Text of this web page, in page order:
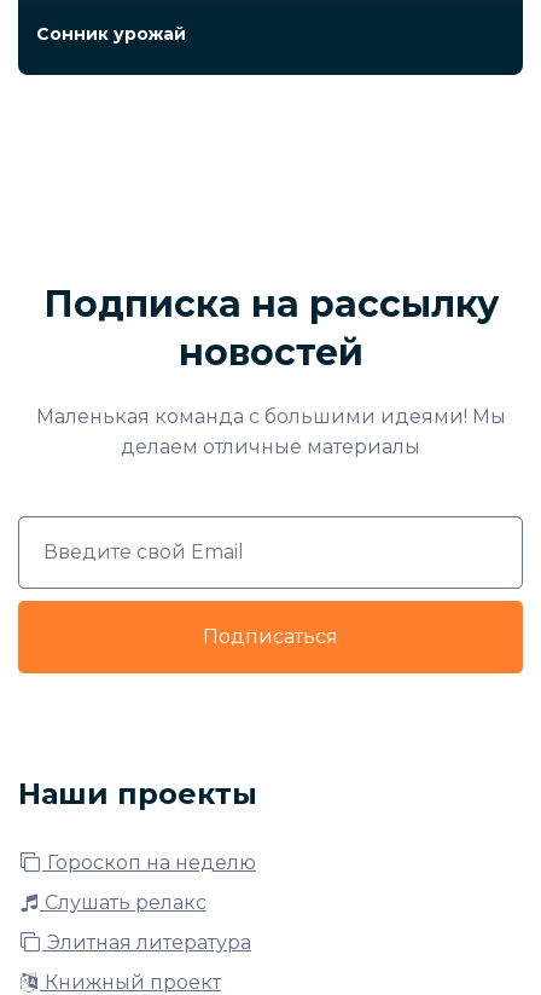
Сонник урожай
Подписка на рассылку
новостей
Маленькая команда с большими идеями! Мы
делаем отличные материалы
Подписаться
Наши проекты
Гороскоп на неделю
Слушать релакс
Элитная литература
Книжный проект